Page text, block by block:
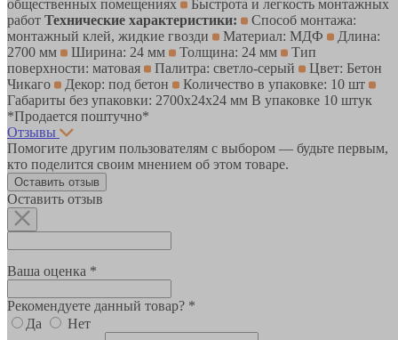
общественных помещениях
Быстрота и легкость монтажных
работ Технические характеристики:
Способ монтажа:
монтажный клей, жидкие гвозди
Материал: МДФ
Длина:
2700 мм
Ширина: 24 мм Толщина: 24 мм
Тип
поверхности: матовая
Палитра: светло-серый
Цвет: Бетон
Чикаго
Декор: под бетон
Количество в упаковке: 10 шт
Габариты без упаковки: 2700х24х24 мм В упаковке 10 штук
*Продается поштучно*
Отзывы
Помогите другим пользователям с выбором — будьте первым,
кто поделится своим мнением об этом товаре.
Оставить отзыв
Оставить отзыв
Ваша оценка *
Рекомендуете данный товар? *
Да
Нет